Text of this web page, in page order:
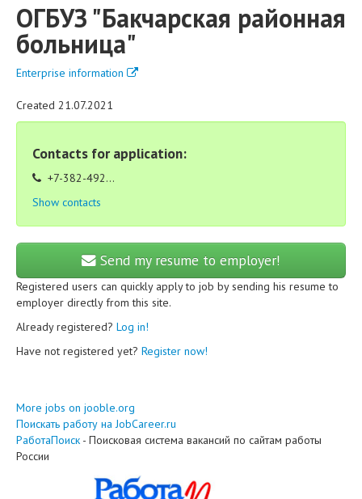
ОГБУЗ "Бакчарская районная
больница"
Enterprise information
Created 21.07.2021
Contacts for application:
+7-382-492...
Show contacts
Send my resume to employer!
Registered users can quickly apply to job by sending his resume to
employer directly from this site.
Already registered? Log in!
Have not registered yet? Register now!
More jobs on jooble.org
Поискать работу на JobCareer.ru
РаботаПоиск - Поисковая система вакансий по сайтам работы
России